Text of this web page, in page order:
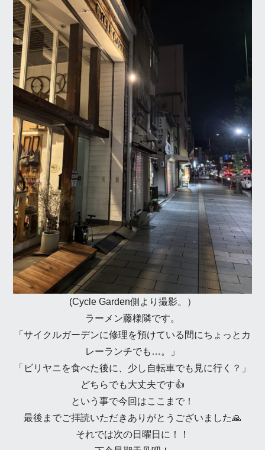
(Cycle Garden側より撮影。）
ラーメン藤様隣です。
「サイクルガーデンに修理を預けている間にちょっとカ
レーランチでも…。」
「ビリヤニを食べた後に、少し自転車でも見に行く？」
どちらでも大丈夫です👍
という事で今回はここまで！
最後までご拝読いただきありがとうございました🙏
それでは次の日曜日に！！